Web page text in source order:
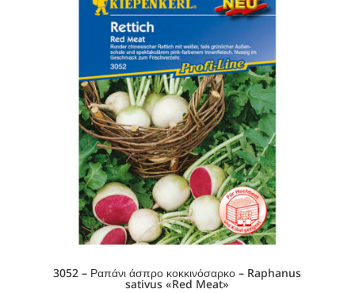
3052 – Ραπάνι άσπρο κοκκινόσαρκο – Raphanus
sativus «Red Meat»